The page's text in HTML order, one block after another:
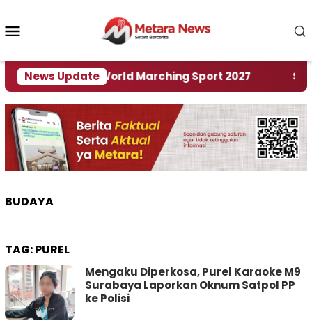
konten
News Update
Rumah World Marching Sport 2027 ‎Soal
BUDAYA
TAG:PUREL
Mengaku Diperkosa, Purel Karaoke M9
Surabaya Laporkan Oknum Satpol PP
ke Polisi